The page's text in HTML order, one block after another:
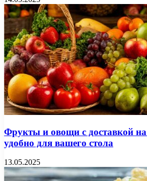
Фрукты и овощи с доставкой
удобно для вашего стола
13.05.2025